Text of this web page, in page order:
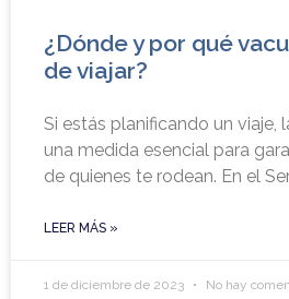
¿Dónde y por qué
de viajar?
Si estás planificando un viaje,
una medida esencial para
de quienes te rodean. En el
LEER MÁS »
1 de diciembre de 2023 No hay